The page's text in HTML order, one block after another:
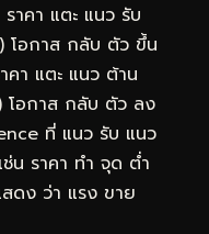
าคา แตะ แนว รับ
โอกาส กลับ ตัว ขึ้น
คา แตะ แนว ต้าน
โอกาส กลับ ตัว ลง
ที่ แนว รับ แนว
น ราคา ทำ จุด ต่ำ
ดง ว่า แรง ขาย